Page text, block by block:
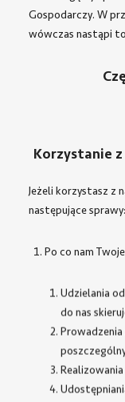
Gospodarczy. W
wówczas nastąpi
Korzystanie
Jeżeli korzystasz z
następujące sprawy:
Po co nam
Udzielania
do nas